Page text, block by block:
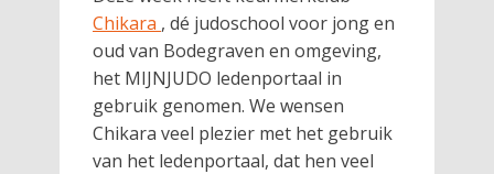
Chikara , dé judoschool voor jong en
oud van Bodegraven en omgeving,
het MIJNJUDO ledenportaal in
gebruik genomen. We wensen
Chikara veel plezier met het gebruik
van het ledenportaal, dat hen veel